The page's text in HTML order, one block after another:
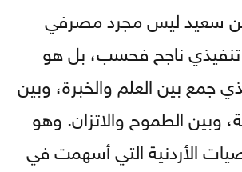
سعيد ليس مجرد مصرفي
تنفيذي ناجح فحسب، بل هو
جمع بين العلم والخبرة، وبين
وبين الطموح والاتزان. وهو
الأردنية التي أسهمت في